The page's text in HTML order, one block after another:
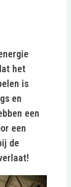
het
is
en
een
een
de